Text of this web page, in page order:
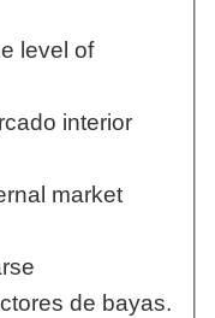
level of
interior
market
de bayas.